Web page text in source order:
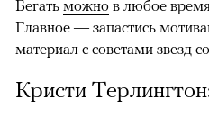
Бегать можно в любое
Главное — запастись
материал с советами звезд
Кристи